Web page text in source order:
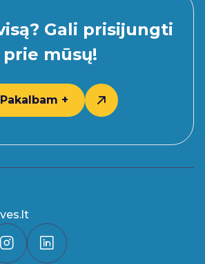
Gali prisijungti
prie mūsų!
Pakalbam +